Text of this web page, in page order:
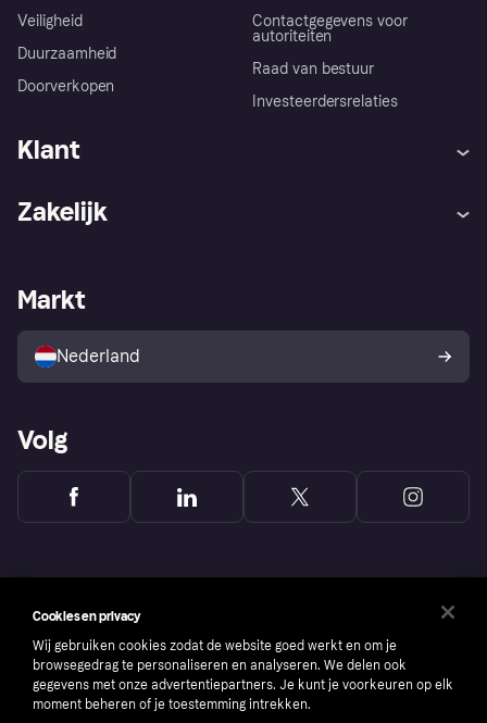
Veiligheid
Duurzaamheid
Doorverkopen
Contactgegevens voor
autoriteiten
Raad van bestuur
Investeerdersrelaties
Klant
Winkeloverzicht
Kopersbescherming voor
consumenten
Zakelijk
Zakelijke login
Markt
Nederland
Volg
Cookies en privacy
Wij gebruiken cookies zodat de website goed werkt en om je
browsegedrag te personaliseren en analyseren. We delen ook
gegevens met onze advertentiepartners. Je kunt je voorkeuren op elk
moment beheren of je toestemming intrekken.